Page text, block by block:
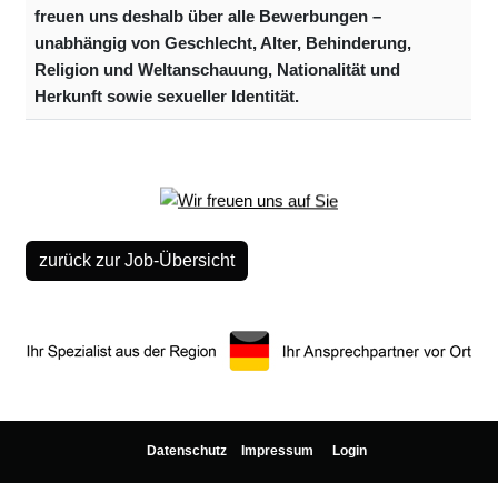
freuen uns deshalb über alle Bewerbungen –
unabhängig von Geschlecht, Alter, Behinderung,
Religion und Weltanschauung, Nationalität und
Herkunft sowie sexueller Identität.
zurück zur Job-Übersicht
Datenschutz Impressum Login